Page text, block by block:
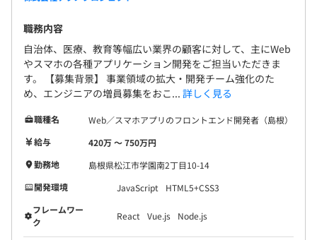
■フレームワーク：React、Vue.js、Node.js
■環境：AWS、Azure
■バージョン管理：Git
ます。
エンジニアは、リーダー職を経験した後のキャリアとし
て、管理職と専門職の2パターンが用意されています。
職務内容
自治体、医療、教育等幅広い業界の顧客に対して、主にWeb
やスマホの各種アプリケーション開発をご担当いただきま
す。 【募集背景】 事業領域の拡大・開発チーム強化のた
め、エンジニアの増員募集をおこ... 詳しく見る
職種名
Web／スマホアプリのフロントエンド開発者（島根）
給与
420万 〜 750万円
勤務地
島根県松江市学園南2丁目10-14
開発環境
JavaScript
HTML5+CSS3
フレームワー
ク
React Vue.js Node.js